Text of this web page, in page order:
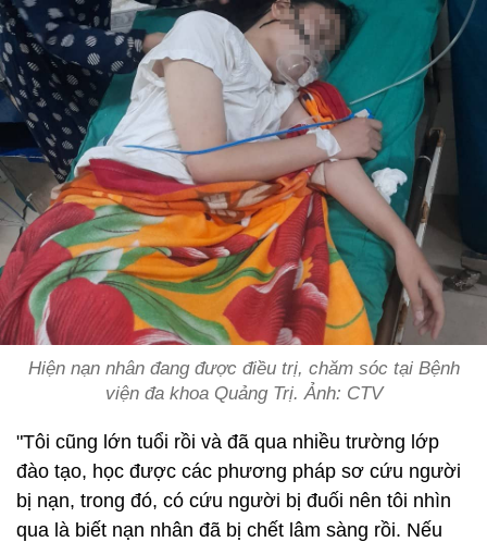
Hiện nạn nhân đang được điều trị, chăm sóc tại Bệnh
viện đa khoa Quảng Trị. Ảnh: CTV
"Tôi cũng lớn tuổi rồi và đã qua nhiều trường lớp
đào tạo, học được các phương pháp sơ cứu người
bị nạn, trong đó, có cứu người bị đuối nên tôi nhìn
qua là biết nạn nhân đã bị chết lâm sàng rồi. Nếu